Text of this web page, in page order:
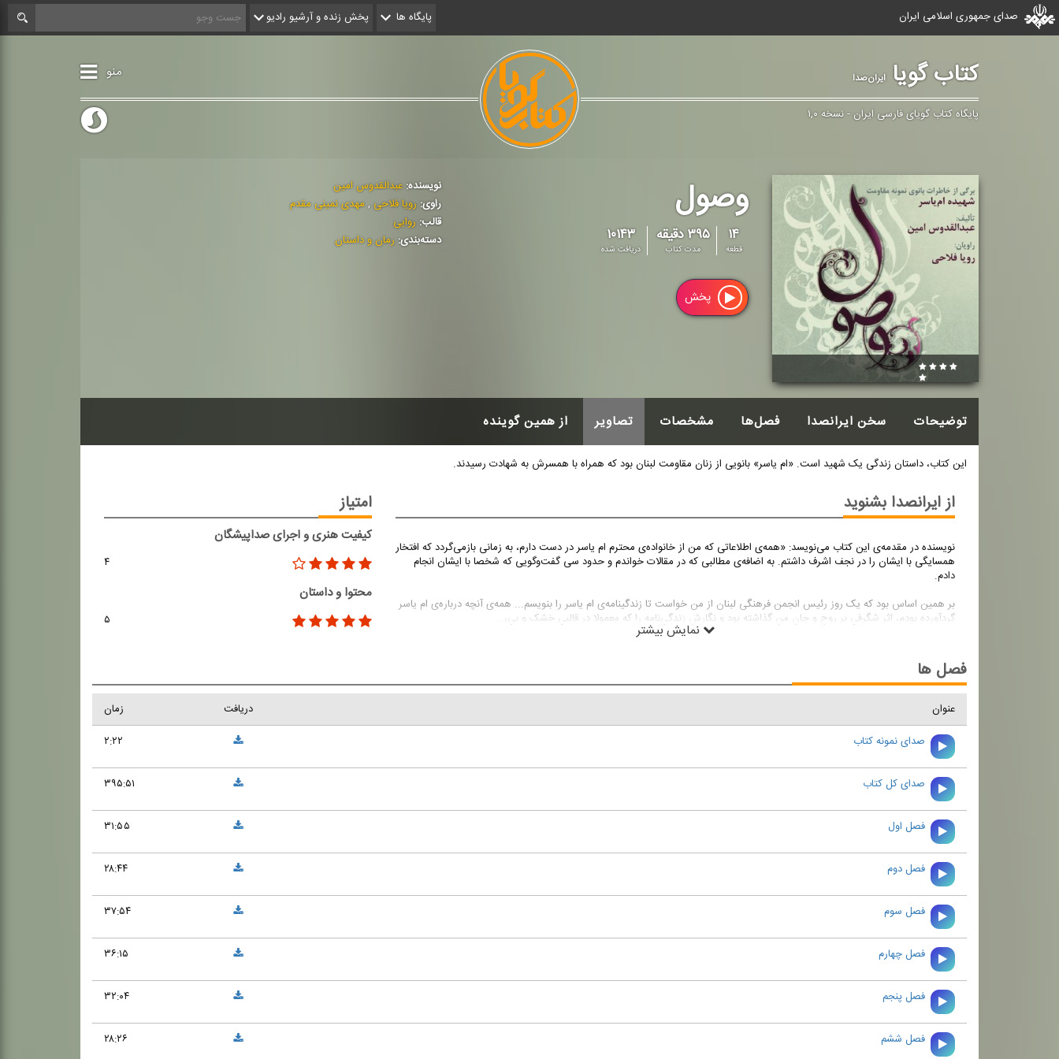
صدای جمهوری اسلامی ایران پایگاه ها پخش زنده و آرشیو رادیو
کتاب گویاایران‌صدا منو
پایگاه کتاب گویای فارسی ایران - نسخه ۱,۰
وصول
۱۴
قطعه
۳۹۵ دقیقه
مدت کتاب
۱۰۱۴۳
دریافت شده
پخش
نویسنده:عبدالقدوس امین
راوی: رویا فلاحی ,مهدی نمینی مقدم
قالب: روایی
دسته‌بندی: رمان و داستان
توضیحات سخن ایرانصدا فصل‌ها مشخصات تصاویر از همین گوینده
این کتاب، داستان زندگی یک شهید است. «ام یاسر» بانویی از زنان مقاومت لبنان بود که همراه با همسرش به شهادت رسیدند.
از ایرانصدا بشنوید
نویسنده در مقدمه‌ی این کتاب می‌نویسد: «همه‌ی اطلاعاتی که من از خانواده‌ی محترم ام یاسر در دست دارم، به زمانی بازمی‌گردد که افتخار
همسایگی با ایشان را در نجف اشرف داشتم. به اضافه‌ی مطالبی که در مقالات خواندم و حدود سی گفت‌وگویی که شخصا با ایشان انجام
دادم.
بر همین اساس بود که یک روز رئیس انجمن فرهنگی لبنان از من خواست تا زندگی‎نامه‌ی ام یاسر را بنویسم... همه‌ی آنچه درباره‌ی ام یاسر
گردآورده بودم، اثر شگرفی بر روح و جان من گذاشته بود و نگارش زندگی‌نامه را که معمولا در قالبی خشک و بی‌ر
نمایش بیشتر
امتیاز
کیفیت هنری و اجرای صداپیشگان
۴
محتوا و داستان
۵
فصل ها
عنوان زمان
دریافت
صدای نمونه کتاب
۲:۲۲
صدای کل کتاب ۳۹۵:۵۱
فصل اول ۳۱:۵۵
فصل دوم ۲۸:۴۴
فصل سوم ۳۷:۵۴
فصل چهارم ۳۶:۱۵
فصل پنجم ۳۲:۰۴
فصل ششم ۲۸:۲۶